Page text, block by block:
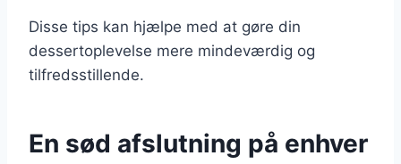
Disse tips kan hjælpe med at gøre din
dessertoplevelse mere mindeværdig og
tilfredsstillende.
En sød afslutning på enhver